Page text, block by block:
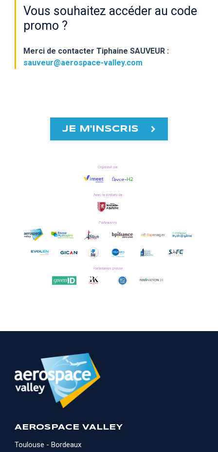
Vous souhaitez accéder au code
promo ?
Merci de contacter Tiphaine SAUVEUR :
sauveur@aerospace-valley.com
JE M'INSCRIS
AEROSPACE VALLEY
Toulouse - Bordeaux